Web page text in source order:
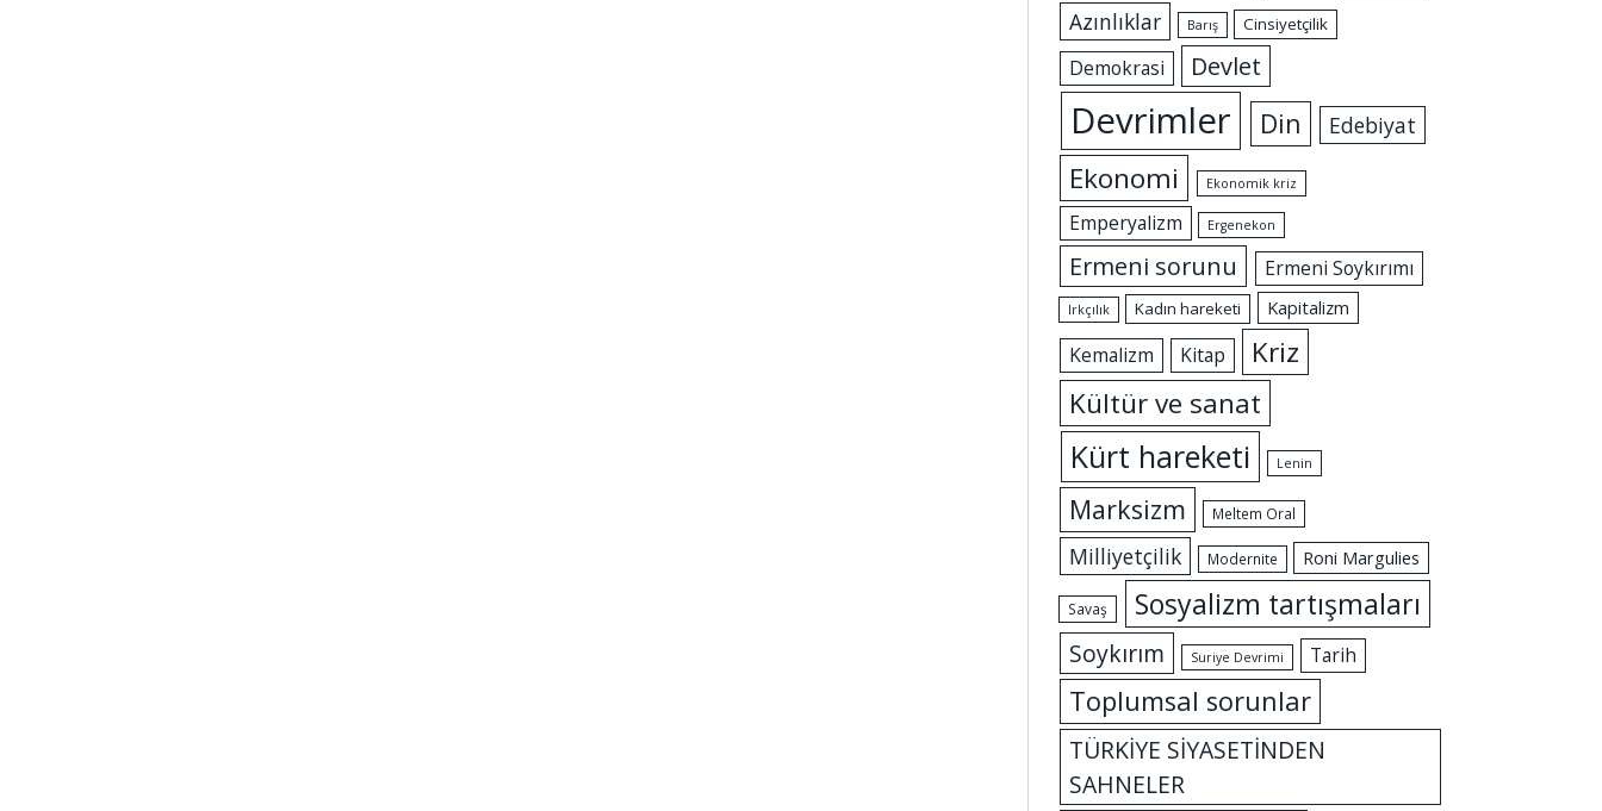
Azınlıklar Barış Cinsiyetçilik
Demokrasi Devlet
Devrimler Din Edebiyat
Ekonomi Ekonomik kriz
Emperyalizm Ergenekon
Ermeni sorunu Ermeni Soykırımı
Irkçılık Kadın hareketi Kapitalizm
Kemalizm Kitap
Kriz
Kültür ve sanat
Kürt hareketi Lenin
Marksizm Meltem Oral
Milliyetçilik Modernite Roni Margulies
Savaş Sosyalizm tartışmaları
Soykırım Suriye Devrimi Tarih
Toplumsal sorunlar
TÜRKİYE SİYASETİNDEN
SAHNELER